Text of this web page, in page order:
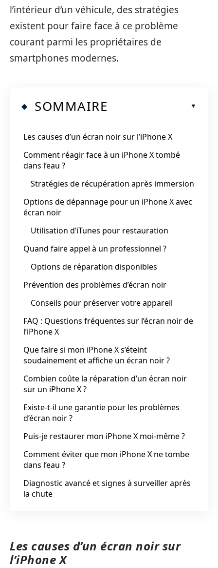
l’intérieur d’un véhicule, des stratégies
existent pour faire face à ce problème
courant parmi les propriétaires de
smartphones modernes.
SOMMAIRE
Les causes d’un écran noir sur l’iPhone X
Comment réagir face à un iPhone X tombé
dans l’eau ?
Stratégies de récupération après immersion
Options de dépannage pour un iPhone X avec
écran noir
Utilisation d’iTunes pour restauration
Quand faire appel à un professionnel ?
Options de réparation disponibles
Prévention des problèmes d’écran noir
Conseils pour préserver votre appareil
FAQ : Questions fréquentes sur l’écran noir de
l’iPhone X
Que faire si mon iPhone X s’éteint
soudainement et affiche un écran noir ?
Combien coûte la réparation d’un écran noir
sur un iPhone X ?
Existe-t-il une garantie pour les problèmes
d’écran noir ?
Puis-je restaurer mon iPhone X moi-même ?
Comment éviter que mon iPhone X ne tombe
dans l’eau ?
Diagnostic avancé et signes à surveiller après
la chute
Les causes d’un écran noir sur
l’iPhone X